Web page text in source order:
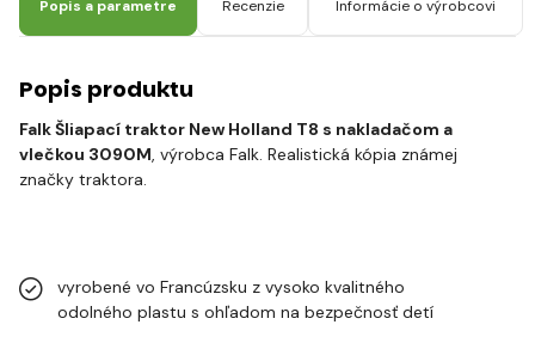
Popis a parametre Recenzie Informácie o výrobcovi
Popis produktu
Falk Šliapací traktor New Holland T8 s nakladačom a
vlečkou 3090M, výrobca Falk. Realistická kópia známej
značky traktora.
vyrobené vo Francúzsku z vysoko kvalitného
odolného plastu s ohľadom na bezpečnosť detí